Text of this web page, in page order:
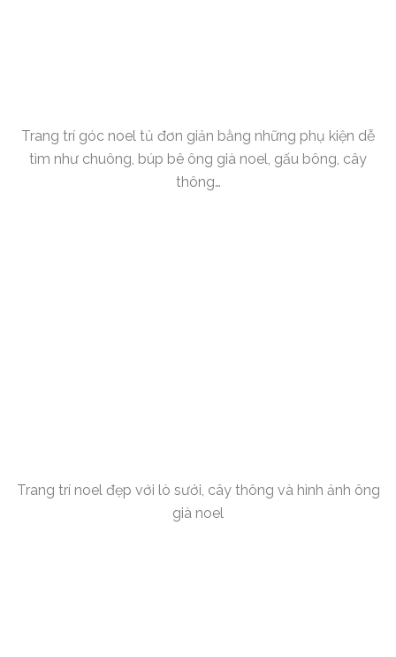
Trang trí góc noel tủ đơn giản bằng những phụ kiện dễ
tìm như chuông, búp bê ông già noel, gấu bông, cây
thông…
Trang trí noel đẹp với lò sưởi, cây thông và hình ảnh ông
già noel